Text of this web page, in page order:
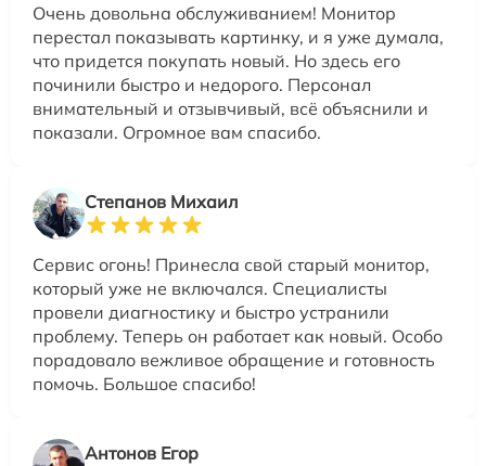
Очень довольна обслуживанием! Монитор
перестал показывать картинку, и я уже думала,
что придется покупать новый. Но здесь его
починили быстро и недорого. Персонал
внимательный и отзывчивый, всё объяснили и
показали. Огромное вам спасибо.
Степанов Михаил
Сервис огонь! Принесла свой старый монитор,
который уже не включался. Специалисты
провели диагностику и быстро устранили
проблему. Теперь он работает как новый. Особо
порадовало вежливое обращение и готовность
помочь. Большое спасибо!
Антонов Егор